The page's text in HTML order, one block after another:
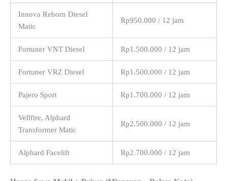
Innova Reborn Diesel
Matic
Rp950.000 / 12 jam
Fortuner VNT Diesel Rp1.500.000 / 12 jam
Fortuner VRZ Diesel Rp1.500.000 / 12 jam
Pajero Sport Rp1.700.000 / 12 jam
Vellfire, Alphard
Transformer Matic
Rp2.500.000 / 12 jam
Alphard Facelift Rp2.700.000 / 12 jam